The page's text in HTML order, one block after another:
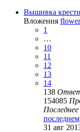
Вышивка
Вложения flower
1
…
10
11
12
13
14
138
154085
31 авг